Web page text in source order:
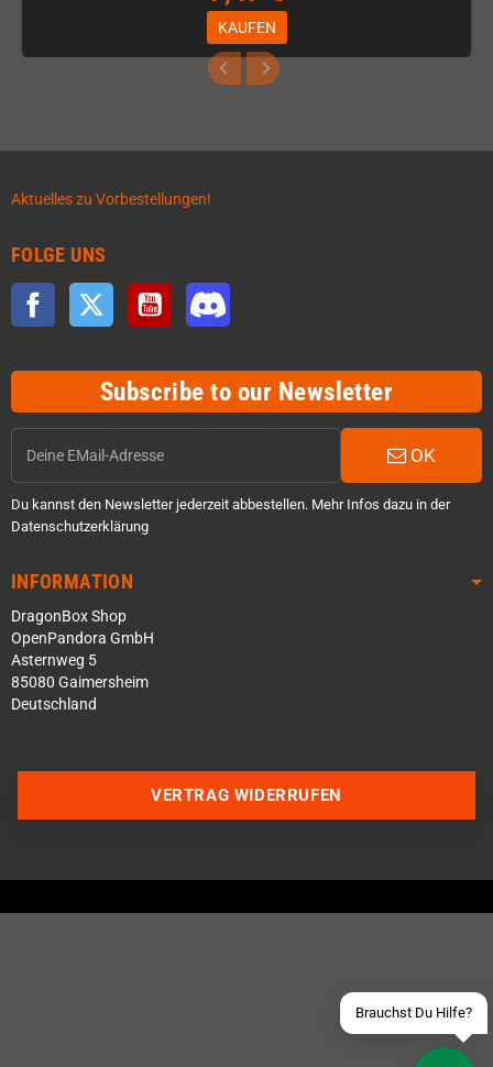
KAUFEN
Aktuelles zu Vorbestellungen!
FOLGE UNS
Facebook Twitter YouTube
Subscribe to our Newsletter
OK
Du kannst den Newsletter jederzeit abbestellen. Mehr Infos dazu in der
Datenschutzerklärung
INFORMATION
DragonBox Shop
OpenPandora GmbH
Asternweg 5
85080 Gaimersheim
Deutschland
Brauchst Du Hilfe?
Über WhatsApp schreiben
Schick uns eine eMail
VERTRAG WIDERRUFEN